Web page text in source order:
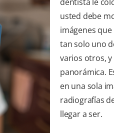
usted debe
imágenes
tan solo uno
varios otros,
panorámica.
en una sola
radiografías
llegar a ser.